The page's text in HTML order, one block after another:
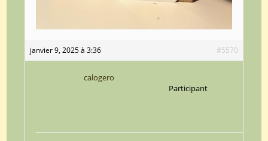
janvier 9, 2025 à 3:36 #5570
calogero
Participant